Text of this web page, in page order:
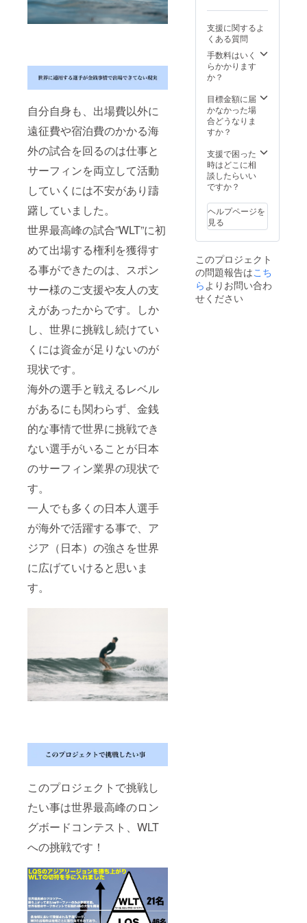
自分自身も、出場費以外に
遠征費や宿泊費のかかる海
外の試合を回るのは仕事と
サーフィンを両立して活動
していくには不安があり躊
躇していました。
世界最高峰の試合”WLT”に初
めて出場する権利を獲得す
る事ができたのは、スポン
サー様のご支援や友人の支
えがあったからです。しか
し、世界に挑戦し続けてい
くには資金が足りないのが
現状です。
海外の選手と戦えるレベル
があるにも関わらず、金銭
的な事情で世界に挑戦でき
ない選手がいることが日本
のサーフィン業界の現状で
す。
一人でも多くの日本人選手
が海外で活躍する事で、ア
ジア（日本）の強さを世界
に広げていけると思いま
す。
このプロジェクトで挑戦し
たい事は世界最高峰のロン
グボードコンテスト、WLT
への挑戦です！
支援に関するよ
くある質問
手数料はいく
らかかります
か？
目標金額に届
かなかった場
合どうなりま
すか？
支援で困った
時はどこに相
談したらいい
ですか？
ヘルプページを
見る
このプロジェクト
の問題報告はこち
ら よりお問い合わ
せください